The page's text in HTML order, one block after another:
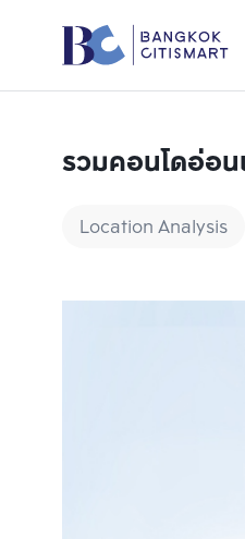
รวมคอนโดอ่อน
Location Analysis